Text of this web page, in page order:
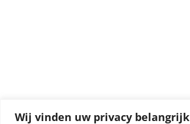
Wij vinden uw privacy belangrijk